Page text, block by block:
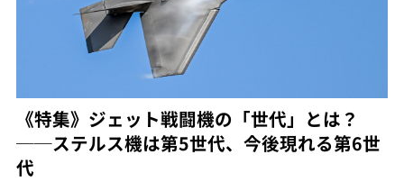
《特集》ジェット戦闘機の「世代」とは？
──ステルス機は第5世代、今後現れる第6世
代